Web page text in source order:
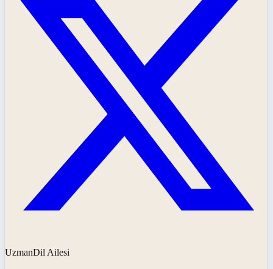
UzmanDil Ailesi